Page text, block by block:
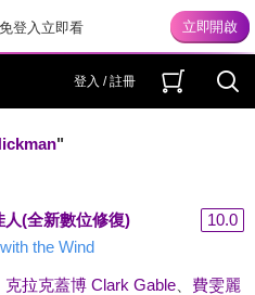
登入立即看
登入 / 註冊
"
人(全新數位修復)
10.0
the Wind
克拉克蓋博 Clark Gable、 費雯麗